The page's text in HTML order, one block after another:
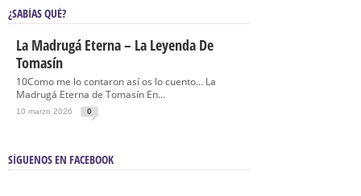
¿SABÍAS QUÉ?
La Madrugá Eterna – La Leyenda De
Tomasín
10Como me lo contaron así os lo cuento… La
Madrugá Eterna de Tomasín En...
10 marzo 2026 0
SÍGUENOS EN FACEBOOK